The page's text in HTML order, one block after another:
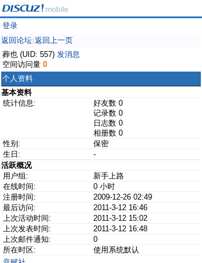
登录
返回论坛 返回上一页
葬也 (UID: 557) 发消息
空间访问量 0
个人资料
基本资料
统计信息:
好友数 0
记录数 0
日志数 0
相册数 0
性别:
保密
生日:
-
活跃概况
用户组:
新手上路
在线时间:
0 小时
注册时间:
2009-12-26 02:49
最后访问:
2011-3-12 16:46
上次活动时间:
2011-3-12 15:02
上次发表时间:
2011-3-12 16:48
上次邮件通知:
0
所在时区:
使用系统默认